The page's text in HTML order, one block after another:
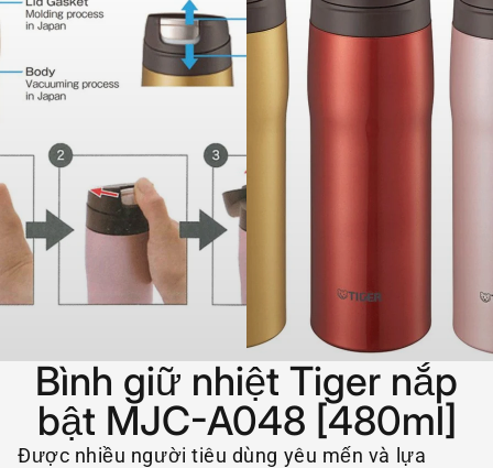
Bình giữ nhiệt Tiger nắp
bật MJC-A048 [480ml]
Được nhiều người tiêu dùng yêu mến và lựa